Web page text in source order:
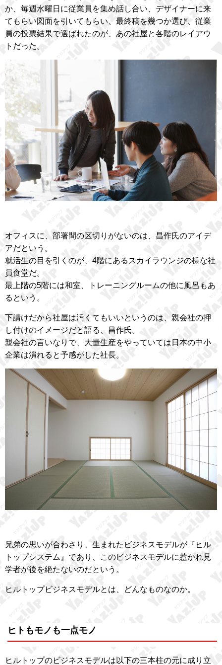
か、毎週水曜日に従業員を集め話し合い、デザイナーに来
てもらい図面を引いてもらい、最終稿を幾つか選び、従業
員の投票結果で選ばれたのが、あの社屋と各階のレイアウ
トだった。
オフィスに、部署間の区切りがないのは、昌作氏のアイデ
アだという。
就活生の目を引くのが、4階にあるスカイラウンジの様な社
員食堂だ。
最上階の5階には和室、トレーニングルームの他に風呂もあ
るという。
下請けだから社屋は汚くてもいいというのは、親会社の押
し付けのイメージだと語る、昌作氏。
親会社の言いなりで、大量生産をやっていては日本の中小
企業は潰れると予感がした社長。
兄弟の思いが合わさり、生まれたビジネスモデルが『ヒル
トップシステム』であり、このビジネスモデルに惹かれ見
学者が後を絶たないのだという。
ヒルトップビジネスモデルとは、どんなものなのか。
ヒトもモノも一点モノ
ヒルトップのビジネスモデルは以下の三本柱の元に成り立